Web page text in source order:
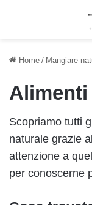
Home / Mangiare
Alimenti
Scopriamo tutti
naturale grazie
attenzione a
per conoscerne